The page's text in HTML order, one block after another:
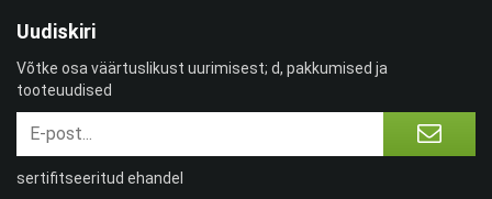
Uudiskiri
Võtke osa väärtuslikust uurimisest; d, pakkumised ja
tooteuudised
sertifitseeritud ehandel